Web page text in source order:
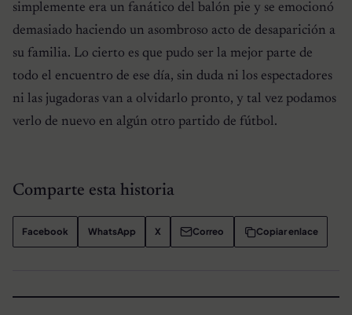
simplemente era un fanático del balón pie y se emocionó
demasiado haciendo un asombroso acto de desaparición a
su familia. Lo cierto es que pudo ser la mejor parte de
todo el encuentro de ese día, sin duda ni los espectadores
ni las jugadoras van a olvidarlo pronto, y tal vez podamos
verlo de nuevo en algún otro partido de fútbol.
Comparte esta historia
Facebook WhatsApp X Correo Copiar enlace